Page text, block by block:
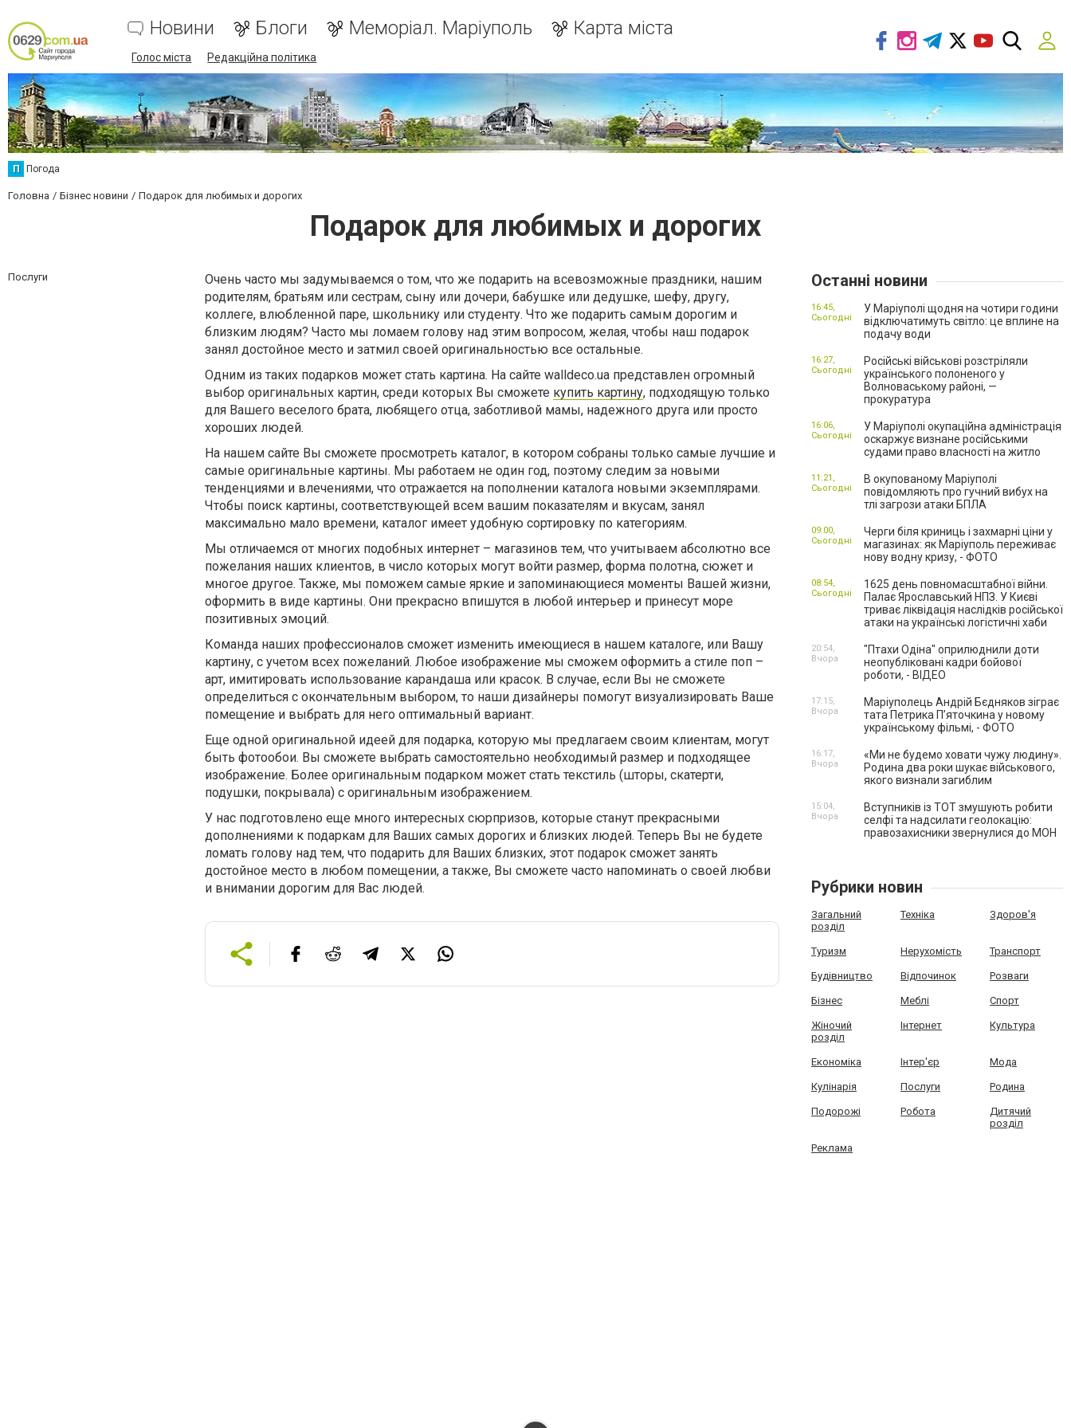
Новини Блоги Меморіал. Маріуполь Карта міста
Голос міста Редакційна політика
П Погода
Головна Бізнес новини Подарок для любимых и дорогих
Подарок для любимых и дорогих
Послуги
Очень часто мы задумываемся о том, что же подарить на всевозможные праздники, нашим
родителям, братьям или сестрам, сыну или дочери, бабушке или дедушке, шефу, другу,
коллеге, влюбленной паре, школьнику или студенту. Что же подарить самым дорогим и
близким людям? Часто мы ломаем голову над этим вопросом, желая, чтобы наш подарок
занял достойное место и затмил своей оригинальностью все остальные.
Одним из таких подарков может стать картина. На сайте walldeco.ua представлен огромный
выбор оригинальных картин, среди которых Вы сможете купить картину, подходящую только
для Вашего веселого брата, любящего отца, заботливой мамы, надежного друга или просто
хороших людей.
На нашем сайте Вы сможете просмотреть каталог, в котором собраны только самые лучшие и
самые оригинальные картины. Мы работаем не один год, поэтому следим за новыми
тенденциями и влечениями, что отражается на пополнении каталога новыми экземплярами.
Чтобы поиск картины, соответствующей всем вашим показателям и вкусам, занял
максимально мало времени, каталог имеет удобную сортировку по категориям.
Мы отличаемся от многих подобных интернет – магазинов тем, что учитываем абсолютно все
пожелания наших клиентов, в число которых могут войти размер, форма полотна, сюжет и
многое другое. Также, мы поможем самые яркие и запоминающиеся моменты Вашей жизни,
оформить в виде картины. Они прекрасно впишутся в любой интерьер и принесут море
позитивных эмоций.
Команда наших профессионалов сможет изменить имеющиеся в нашем каталоге, или Вашу
картину, с учетом всех пожеланий. Любое изображение мы сможем оформить а стиле поп –
арт, имитировать использование карандаша или красок. В случае, если Вы не сможете
определиться с окончательным выбором, то наши дизайнеры помогут визуализировать Ваше
помещение и выбрать для него оптимальный вариант.
Еще одной оригинальной идеей для подарка, которую мы предлагаем своим клиентам, могут
быть фотообои. Вы сможете выбрать самостоятельно необходимый размер и подходящее
изображение. Более оригинальным подарком может стать текстиль (шторы, скатерти,
подушки, покрывала) с оригинальным изображением.
У нас подготовлено еще много интересных сюрпризов, которые станут прекрасными
дополнениями к подаркам для Ваших самых дорогих и близких людей. Теперь Вы не будете
ломать голову над тем, что подарить для Ваших близких, этот подарок сможет занять
достойное место в любом помещении, а также, Вы сможете часто напоминать о своей любви
и внимании дорогим для Вас людей.
Останні новини
У Маріуполі щодня на чотири години
відключатимуть світло: це вплине на
подачу води
16:45,
Сьогодні
Російські військові розстріляли
українського полоненого у
Волноваському районі, —
прокуратура
16:27,
Сьогодні
У Маріуполі окупаційна адміністрація
оскаржує визнане російськими
судами право власності на житло
16:06,
Сьогодні
В окупованому Маріуполі
повідомляють про гучний вибух на
тлі загрози атаки БПЛА
11:21,
Сьогодні
Черги біля криниць і захмарні ціни у
магазинах: як Маріуполь переживає
нову водну кризу, - ФОТО
09:00,
Сьогодні
1625 день повномасштабної війни.
Палає Ярославський НПЗ. У Києві
триває ліквідація наслідків російської
атаки на українські логістичні хаби
08:54,
Сьогодні
"Птахи Одіна" оприлюднили доти
неопубліковані кадри бойової
роботи, - ВІДЕО
20:54,
Вчора
Маріуполець Андрій Бєдняков зіграє
тата Петрика П’яточкина у новому
українському фільмі, - ФОТО
17:15,
Вчора
«Ми не будемо ховати чужу людину».
Родина два роки шукає військового,
якого визнали загиблим
16:17,
Вчора
Вступників із ТОТ змушують робити
селфі та надсилати геолокацію:
правозахисники звернулися до МОН
15:04,
Вчора
Рубрики новин
Загальний
розділ
Техніка Здоров'я
Туризм Нерухомість Транспорт
Будівництво Відпочинок Розваги
Бізнес Меблі Спорт
Жіночий
розділ
Інтернет Культура
Економіка Інтер'єр Мода
Кулінарія Послуги Родина
Подорожі Робота
Дитячий
розділ
Реклама